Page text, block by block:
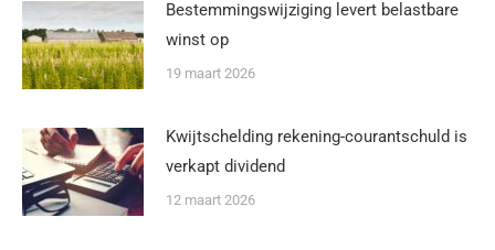
Bestemmingswijziging levert belastbare
winst op
19 maart 2026
Kwijtschelding rekening-courantschuld is
verkapt dividend
12 maart 2026